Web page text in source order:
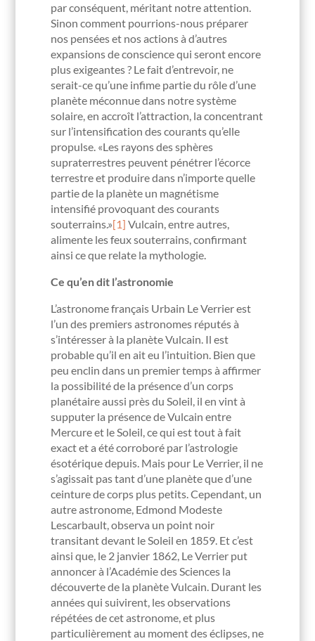
par conséquent, méritant notre attention.
Sinon comment pourrions-nous préparer
nos pensées et nos actions à d’autres
expansions de conscience qui seront encore
plus exigeantes ? Le fait d’entrevoir, ne
serait-ce qu’une infime partie du rôle d’une
planète méconnue dans notre système
solaire, en accroît l’attraction, la concentrant
sur l’intensification des courants qu’elle
propulse. «Les rayons des sphères
supraterrestres peuvent pénétrer l’écorce
terrestre et produire dans n’importe quelle
partie de la planète un magnétisme
intensifié provoquant des courants
souterrains.»[1] Vulcain, entre autres,
alimente les feux souterrains, confirmant
ainsi ce que relate la mythologie.
Ce qu’en dit l’astronomie
L’astronome français Urbain Le Verrier est
l’un des premiers astronomes réputés à
s’intéresser à la planète Vulcain. Il est
probable qu’il en ait eu l’intuition. Bien que
peu enclin dans un premier temps à affirmer
la possibilité de la présence d’un corps
planétaire aussi près du Soleil, il en vint à
supputer la présence de Vulcain entre
Mercure et le Soleil, ce qui est tout à fait
exact et a été corroboré par l’astrologie
ésotérique depuis. Mais pour Le Verrier, il ne
s’agissait pas tant d’une planète que d’une
ceinture de corps plus petits. Cependant, un
autre astronome, Edmond Modeste
Lescarbault, observa un point noir
transitant devant le Soleil en 1859. Et c’est
ainsi que, le 2 janvier 1862, Le Verrier put
annoncer à l’Académie des Sciences la
découverte de la planète Vulcain. Durant les
années qui suivirent, les observations
répétées de cet astronome, et plus
particulièrement au moment des éclipses, ne